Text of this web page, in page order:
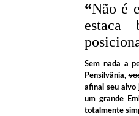
“Não é
Sem nada a
Pensilvânia,
afinal seu alvo
um grande
totalmente